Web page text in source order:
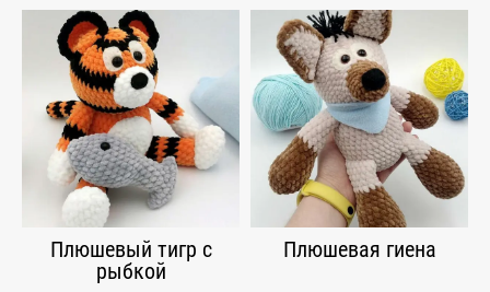
Плюшевый тигр с
рыбкой
Плюшевая гиена